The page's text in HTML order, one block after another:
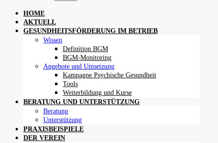
HOME
AKTUELL
GESUNDHEITSFÖRDERUNG IM BETRIEB
Wissen
Definition BGM
BGM-Monitoring
Angebote und Umsetzung
Kampagne Psychische Gesundheit
Tools
Weiterbildung und Kurse
BERATUNG UND UNTERSTÜTZUNG
Beratung
Unterstützung
PRAXISBEISPIELE
DER VEREIN